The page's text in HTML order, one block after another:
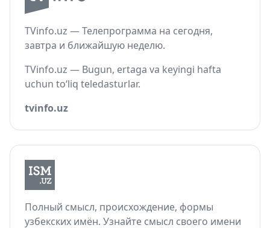
TVinfo.uz — Телепрограмма на сегодня,
завтра и ближайшую неделю.
TVinfo.uz — Bugun, ertaga va keyingi hafta
uchun to‘liq teledasturlar.
tvinfo.uz
Полный смысл, происхождение, формы
узбекских имён. Узнайте смысл своего имени